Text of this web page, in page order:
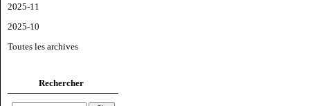
2025-11
2025-10
Toutes les archives
Rechercher